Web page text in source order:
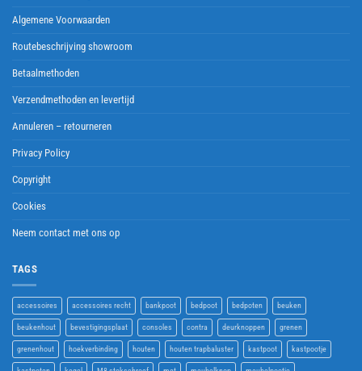
Algemene Voorwaarden
Routebeschrijving showroom
Betaalmethoden
Verzendmethoden en levertijd
Annuleren – retourneren
Privacy Policy
Copyright
Cookies
Neem contact met ons op
TAGS
accessoires accessoires recht bankpoot bedpoot bedpoten beuken
beukenhout bevestigingsplaat consoles contra deurknoppen grenen
grenenhout hoekverbinding houten houten trapbaluster kastpoot kastpootje